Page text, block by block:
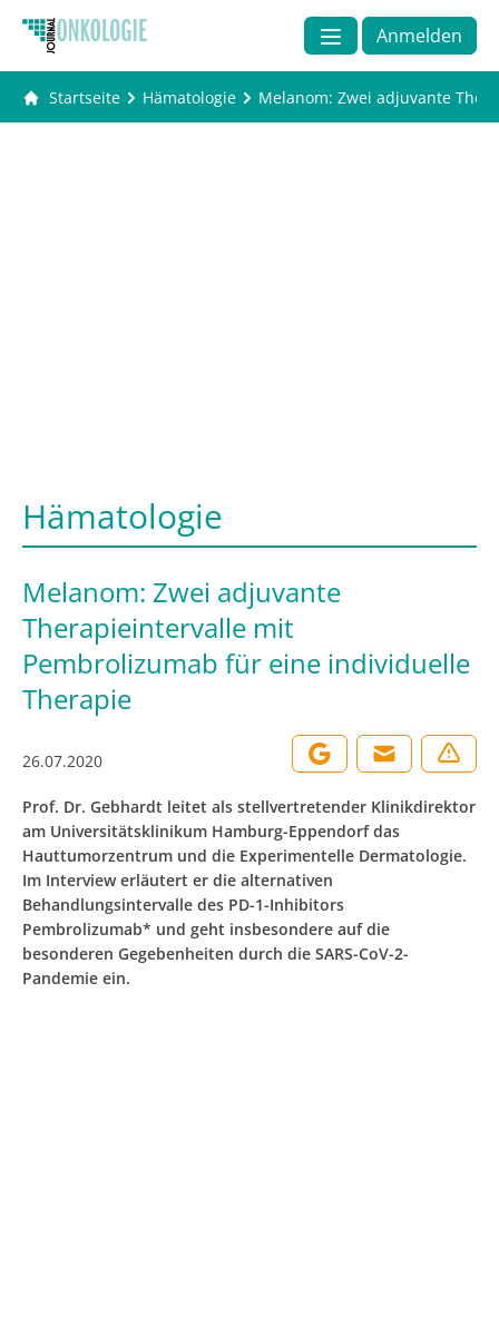
Anmelden
Startseite Hämatologie Melanom: Zwei adjuvante
Hämatologie
Melanom: Zwei adjuvante
Therapieintervalle mit
Pembrolizumab für eine individuelle
Therapie
26.07.2020
Prof. Dr. Gebhardt leitet als stellvertretender Klinikdirektor
am Universitätsklinikum Hamburg-Eppendorf das
Hauttumorzentrum und die Experimentelle Dermatologie.
Im Interview erläutert er die alternativen
Behandlungsintervalle des PD-1-Inhibitors
Pembrolizumab* und geht insbesondere auf die
besonderen Gegebenheiten durch die SARS-CoV-2-
Pandemie ein.